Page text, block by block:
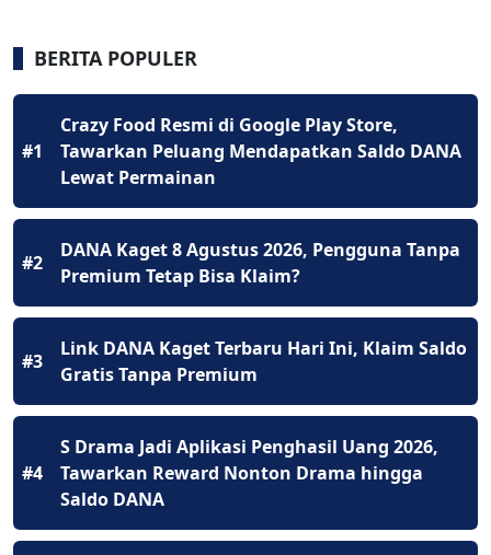
BERITA POPULER
#1
Crazy Food Resmi di Google Play Store,
Tawarkan Peluang Mendapatkan Saldo DANA
Lewat Permainan
#2
DANA Kaget 8 Agustus 2026, Pengguna Tanpa
Premium Tetap Bisa Klaim?
#3
Link DANA Kaget Terbaru Hari Ini, Klaim Saldo
Gratis Tanpa Premium
#4
S Drama Jadi Aplikasi Penghasil Uang 2026,
Tawarkan Reward Nonton Drama hingga
Saldo DANA